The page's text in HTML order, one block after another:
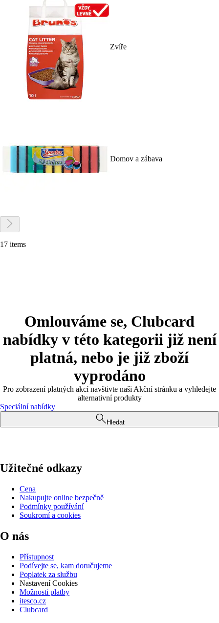
Zvíře
Domov a zábava
17 items
Omlouváme se, Clubcard
nabídky v této kategorii již není
platná, nebo je již zboží
vyprodáno
Pro zobrazení platných akcí navštivte naši Akční stránku a vyhledejte
alternativní produkty
Speciální nabídky
Hledat
Užitečné odkazy
Cena
Nakupujte online bezpečně
Podmínky používání
Soukromí a cookies
O nás
Přístupnost
Podívejte se, kam doručujeme
Poplatek za službu
Nastavení Cookies
Možnosti platby
itesco.cz
Clubcard